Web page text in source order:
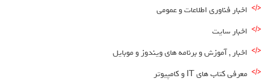
اخبار فناوری اطلاعات و عمومی
اخبار سایت
اخبار , آموزش و برنامه های ویندوز و موبایل
معرفی کتاب های IT و کامپیوتر